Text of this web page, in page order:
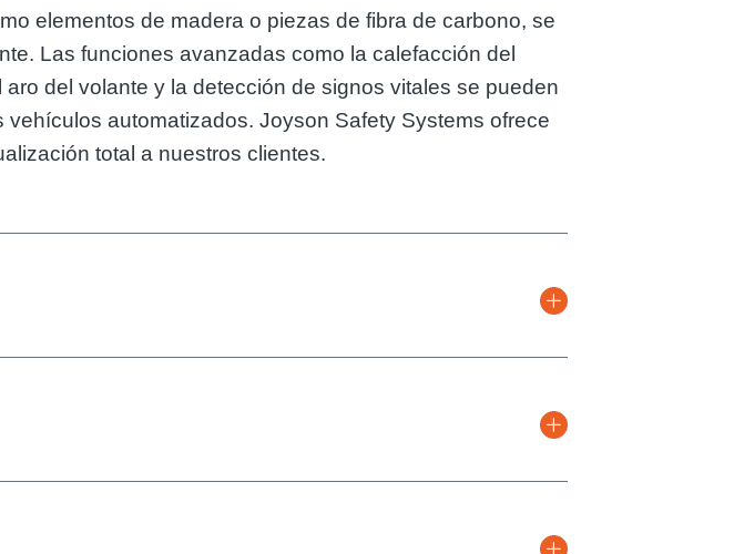
elementos de madera o piezas de fibra de carbono, se
Las funciones avanzadas como la calefacción del
del volante y la detección de signos vitales se pueden
automatizados. Joyson Safety Systems ofrece
total a nuestros clientes.